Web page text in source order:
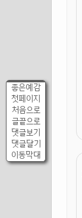
좋은예감
첫페이지
처음으로
글끝으로
댓글보기
댓글달기
이동막대